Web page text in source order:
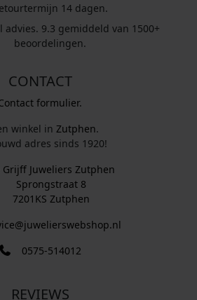
14 dagen.
advies. 9.3 gemiddeld van 1500+
beoordelingen.
CONTACT
formulier.
winkel in Zutphen.
adres sinds 1920!
Grijff Juweliers Zutphen
Sprongstraat 8
7201KS Zutphen
0575-514012
REVIEWS